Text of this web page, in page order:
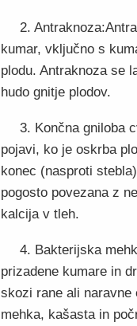
2.
kumar, vključno s
plodu. Antraknoza se
hudo gnitje plodov.
3. Končna gniloba
pojavi, ko je oskrba
konec (nasproti
pogosto povezana z
kalcija v tleh.
4. Bakterijska
prizadene kumare in
skozi rane ali naravne
mehka, kašasta in